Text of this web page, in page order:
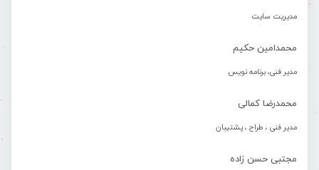
مدیریت سایت
محمدامین حکیم
مدیر فنی، برنامه نویس
محمدرضا کمالی
مدیر فنی ، طراح ، پشتیبان
مجتبی حسن زاده